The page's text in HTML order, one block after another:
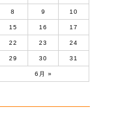
6月 »
8 9 10
15 16 17
22 23 24
29 30 31